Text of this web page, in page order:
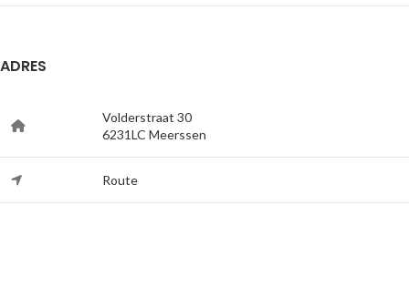
ADRES
Volderstraat 30
6231LC Meerssen
Route